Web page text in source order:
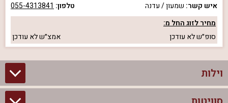
איש קשר: שמעון / עדנה טלפון: 055-4313841
מחיר לזוג החל מ:
סופ״שלא עודכן אמצ״שלא עודכן
וילות